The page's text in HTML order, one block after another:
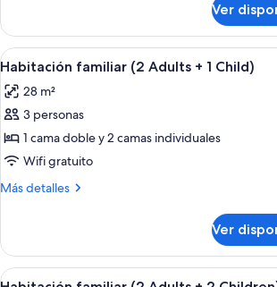
mar
(3
Adults)
doble,
vista
al
(3
Adults)
Ver
Ver
todas
las
fotos
de
Habitación
familiar
+
Una
5
Habitación familiar (2 Adults + 1 Child)
28 m²
3 personas
1 cama doble y 2 camas individuales
Wifi gratuito
Más detalles
Más
familiar
(2
Adults
Ver
Ver
Una
5